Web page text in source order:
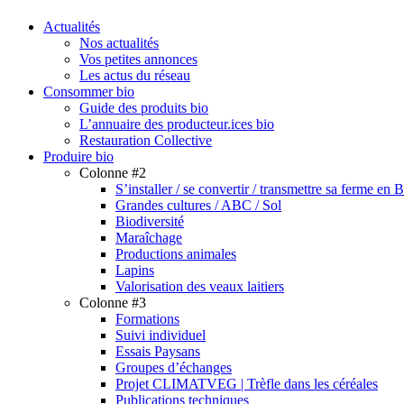
search
Menu
Actualités
Nos actualités
Vos petites annonces
Les actus du réseau
Consommer bio
Guide des produits bio
L’annuaire des producteur.ices bio
Restauration Collective
Produire bio
Colonne #2
S’installer / se convertir / transmettre sa ferme en
Grandes cultures / ABC / Sol
Biodiversité
Maraîchage
Productions animales
Lapins
Valorisation des veaux laitiers
Colonne #3
Formations
Suivi individuel
Essais Paysans
Groupes d’échanges
Projet CLIMATVEG | Trèfle dans les céréales
Publications techniques